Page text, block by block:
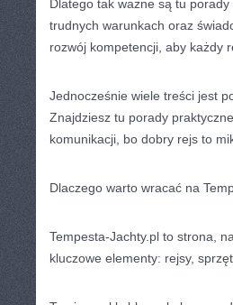
Dlatego tak ważne są tu
trudnych warunkach oraz
rozwój kompetencji, aby każdy
Jednocześnie wiele treści jest
Znajdziesz tu porady
komunikacji, bo dobry rejs to
Dlaczego warto wracać na
Tempesta-Jachty.pl to strona,
kluczowe elementy: rejsy,